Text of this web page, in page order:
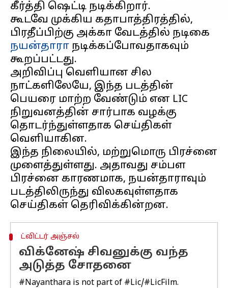
கீர்த்தி ஷெட்டி நடிக்கிறார்.
கூடவே முக்கிய கதாபாத்திரத்தில்,
பிரதீப்பிற்கு அக்கா வேடத்தில் நடிகை
நயன்தாரா நடிக்கப்போவதாகவும்
கூறப்பட்டது.
அறிவிப்பு வெளியான சில
நாட்களிலேயே, இந்த படத்தின்
பெயரை மாற்ற வேண்டும் என LIC
நிறுவனத்தின் சார்பாக வழக்கு
தொடர்ந்துள்ளதாக செய்திகள்
வெளியாகின.
இந்த நிலையில், மற்றுமொரு பிரச்னை
முளைத்துள்ளது. அதாவது சம்பள
பிரச்னை காரணமாக, நயன்தாராவும்
படத்திலிருந்து விலகவுள்ளதாக
ட்விட்டர் அஞ்சல்
விக்னேஷ் சிவனுக்கு வந்த
அடுத்த சோதனை
#Nayanthara is not part of #Lic/#LicFilm.